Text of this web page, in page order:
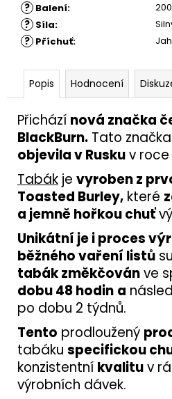
? Balení:
? Síla:
? Příchuť:
Popis Hodnocení
Přichází nová značka
BlackBurn. Tato značka
objevila v Ruskuv roce
Tabák je vyroben z
Toasted Burley, které
a jemně hořkou chuť
Unikátní je i proces
běžného vaření listů
tabák změkčovánve
dobu 48 hodin a
po dobu 2 týdnů.
Tento prodloužený
tabáku specifickou
konzistentní kvalituv
výrobních dávek.